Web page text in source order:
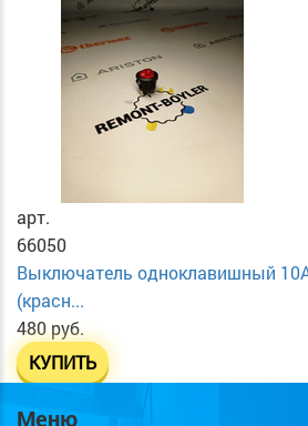
арт.
66050
Выключатель одноклавишный
(красн...
480 руб.
КУПИТЬ
Меню